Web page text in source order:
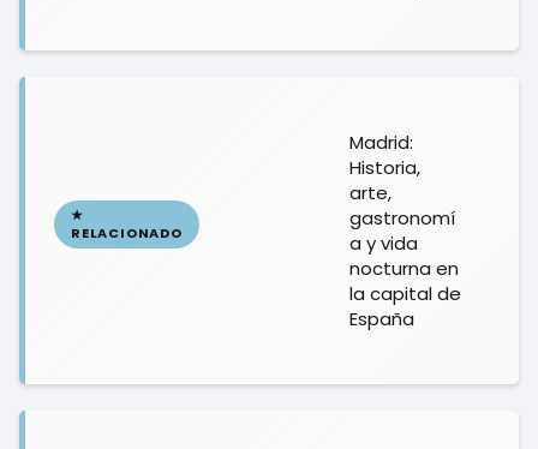
Madrid:
Historia,
arte,
gastronomí
a y vida
nocturna en
la capital de
España